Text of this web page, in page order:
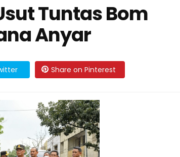
Tuntas Bom
Anyar
Share on Pinterest